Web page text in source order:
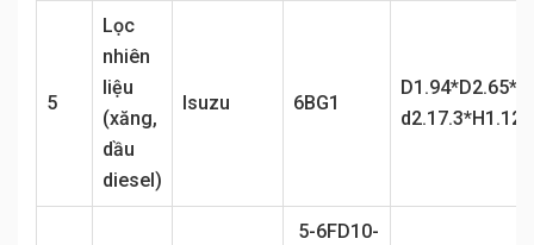
5
Lọc
nhiên
liệu
(xăng,
dầu
diesel)
Isuzu 6BG1
d2.17.3*H1.125
5-6FD10-